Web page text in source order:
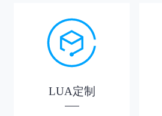
LUA定制